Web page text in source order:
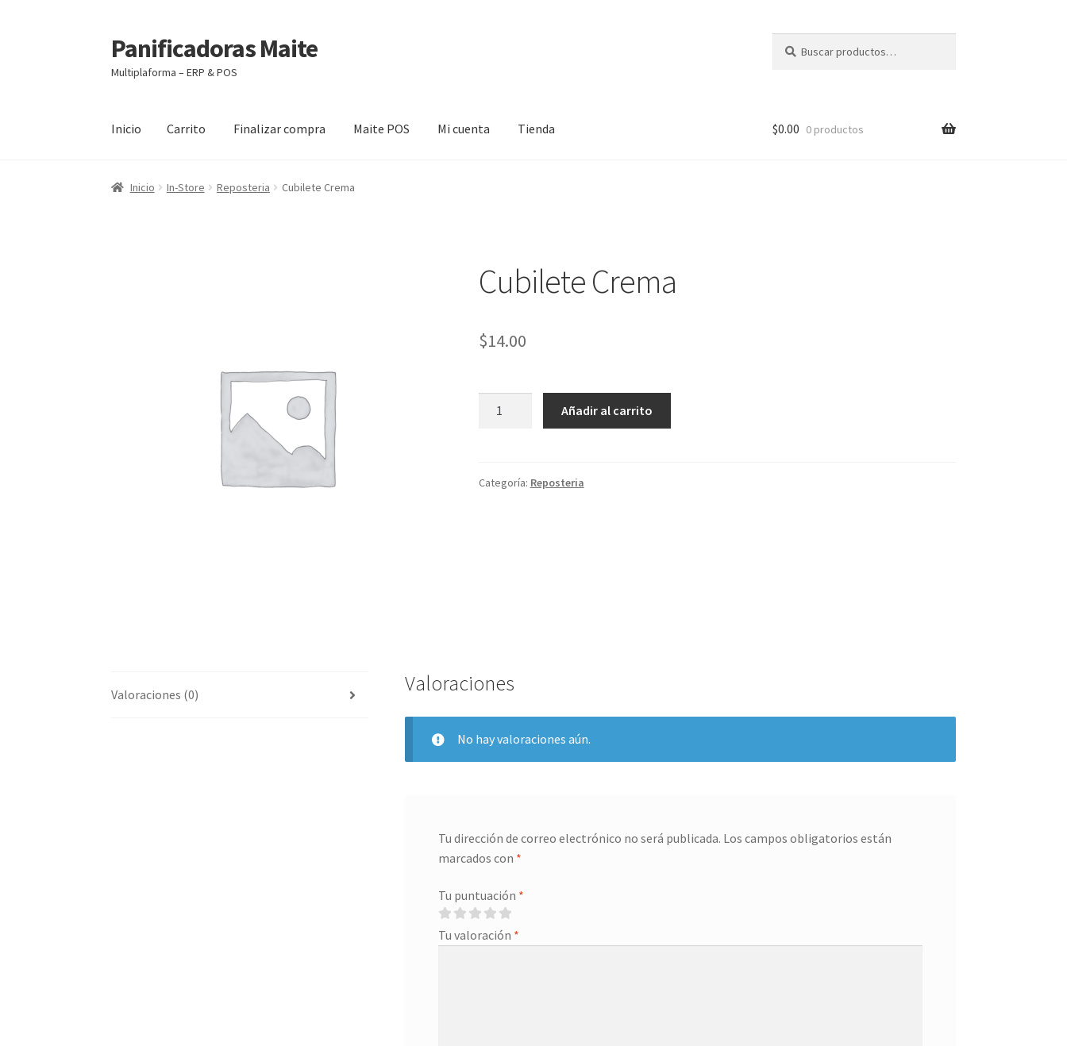
Ir
a
la
Ir
al
contenido
Panificadoras Maite
Multiplaforma – ERP & POS
por:
Inicio Carrito Finalizar compra Maite POS Mi cuenta Tienda
Inicio Carrito Finalizar compra Maite POS
$0.00 0 productos
Inicio In-Store Reposteria Cubilete Crema
Cubilete Crema
$14.00
Añadir al carrito
Categoría: Reposteria
Valoraciones (0) Valoraciones
No hay valoraciones aún.
Tu dirección de correo electrónico no será publicada. Los campos obligatorios están
marcados con *
Tu puntuación *
Tu valoración *